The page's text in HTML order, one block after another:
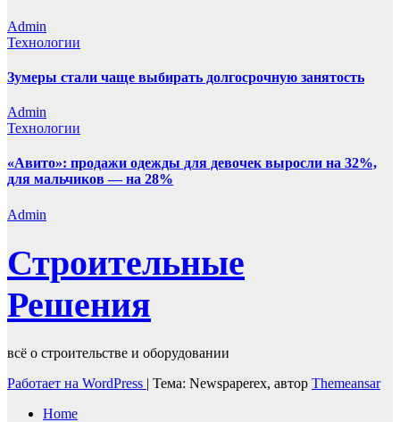
Admin
Технологии
Зумеры стали чаще выбирать долгосрочную занятость
Admin
Технологии
«Авито»: продажи одежды для девочек выросли на 32%,
для мальчиков — на 28%
Admin
Строительные
Решения
всё о строительстве и оборудовании
Работает на WordPress | Тема: Newspaperex, автор Themeansar
Home